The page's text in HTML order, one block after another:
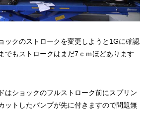
ックのストロークを変更しようと1Gに確認
でもストロークはまだ7ｃｍほどあります
はショックのフルストローク前にスプリン
ットしたバンプが先に付きますので問題無